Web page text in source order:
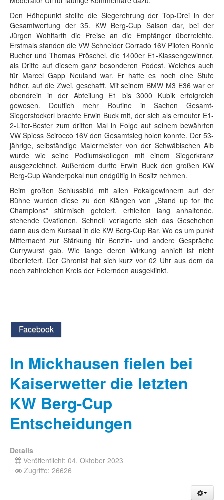
Den Höhepunkt stellte die Siegerehrung der Top-Drei in der
Gesamtwertung der 35. KW Berg-Cup Saison dar, bei der
Jürgen Wohlfarth die Preise an die Empfänger überreichte.
Erstmals standen die VW Schneider Corrado 16V Piloten Ronnie
Bucher und Thomas Pröschel, die 1400er E1-Klassengewinner,
als Dritte auf diesem ganz besonderen Podest. Welches auch
für Marcel Gapp Neuland war. Er hatte es noch eine Stufe
höher, auf die Zwei, geschafft. Mit seinem BMW M3 E36 war er
obendrein in der Abteilung E1 bis 3000 Kubik erfolgreich
gewesen. Deutlich mehr Routine in Sachen Gesamt-
Siegerstockerl brachte Erwin Buck mit, der sich als erneuter E1-
2-Liter-Bester zum dritten Mal in Folge auf seinem bewährten
VW Spiess Scirocco 16V den Gesamtsieg holen konnte. Der 53-
jährige, selbständige Malermeister von der Schwäbischen Alb
wurde wie seine Podiumskollegen mit einem Siegerkranz
ausgezeichnet. Außerdem durfte Erwin Buck den großen KW
Berg-Cup Wanderpokal nun endgültig in Besitz nehmen.
Beim großen Schlussbild mit allen Pokalgewinnern auf der
Bühne wurden diese zu den Klängen von „Stand up for the
Champions“ stürmisch gefeiert, erhielten lang anhaltende,
stehende Ovationen. Schnell verlagerte sich das Geschehen
dann aus dem Kursaal in die KW Berg-Cup Bar. Wo es um punkt
Mitternacht zur Stärkung für Benzin- und andere Gespräche
Currywurst gab. Wie lange deren Wirkung anhielt ist nicht
überliefert. Der Chronist hat sich kurz vor 02 Uhr aus dem da
noch zahlreichen Kreis der Feiernden ausgeklinkt.
Facebook
In Mickhausen fielen bei
Kaiserwetter die letzten
KW Berg-Cup
Entscheidungen
Details
Veröffentlicht: 04. Oktober 2023
Zugriffe: 26626